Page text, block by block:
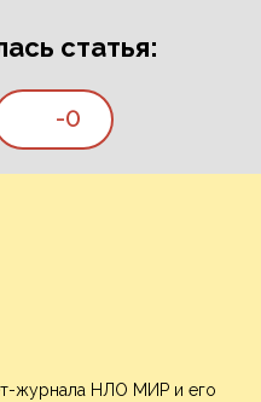
статья:
-0
журнала НЛО МИР и его